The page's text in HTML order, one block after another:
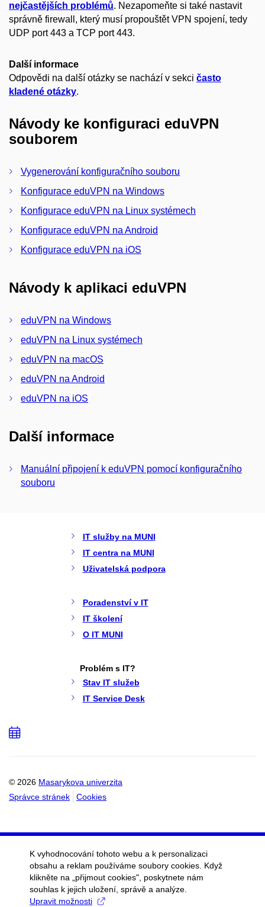
nejčastějších problémů. Nezapomeňte si také nastavit
správně firewall, který musí propouštět VPN spojení, tedy
UDP port 443 a TCP port 443.
Další informace
Odpovědi na další otázky se nachází v sekci často
kladené otázky.
Návody ke konfiguraci eduVPN
souborem
Vygenerování konfiguračního souboru
Konfigurace eduVPN na Windows
Konfigurace eduVPN na Linux systémech
Konfigurace eduVPN na Android
Konfigurace eduVPN na iOS
Návody k aplikaci eduVPN
eduVPN na Windows
eduVPN na Linux systémech
eduVPN na macOS
eduVPN na Android
eduVPN na iOS
Další informace
Manuální připojení k eduVPN pomocí konfiguračního
souboru
IT služby na MUNI
IT centra na MUNI
Uživatelská podpora
Poradenství v IT
IT školení
O IT MUNI
Problém s IT?
Stav IT služeb
IT Service Desk
© 2026 Masarykova univerzita
Správce stránek
Cookies
Přidat
K vyhodnocování tohoto webu a k personalizaci
obsahu a reklam používáme soubory cookies. Když
klikněte na „přijmout cookies", poskytnete nám
souhlas k jejich uložení, správě a analýze.
Upravit možnosti